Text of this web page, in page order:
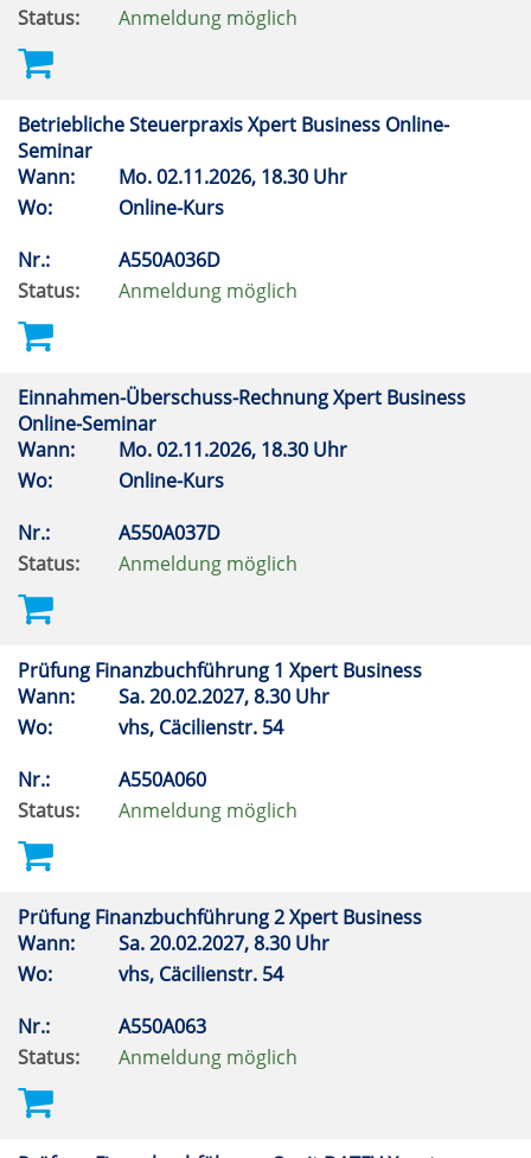
Status: Anmeldung möglich
Betriebliche Steuerpraxis Xpert Business Online-
Seminar
Wann:
Mo.02.11.2026, 18.30 Uhr
Wo:
Online-Kurs
Nr.:
A550A036D
Status:
Anmeldung möglich
Einnahmen-Überschuss-Rechnung Xpert Business
Online-Seminar
Wann:
Mo.02.11.2026, 18.30 Uhr
Wo:
Online-Kurs
Nr.:
A550A037D
Status:
Anmeldung möglich
Prüfung Finanzbuchführung 1 Xpert Business
Wann:
Sa.20.02.2027, 8.30 Uhr
Wo:
vhs, Cäcilienstr. 54
Nr.:
A550A060
Status:
Anmeldung möglich
Prüfung Finanzbuchführung 2 Xpert Business
Wann:
Sa.20.02.2027, 8.30 Uhr
Wo:
vhs, Cäcilienstr. 54
Nr.:
A550A063
Status:
Anmeldung möglich